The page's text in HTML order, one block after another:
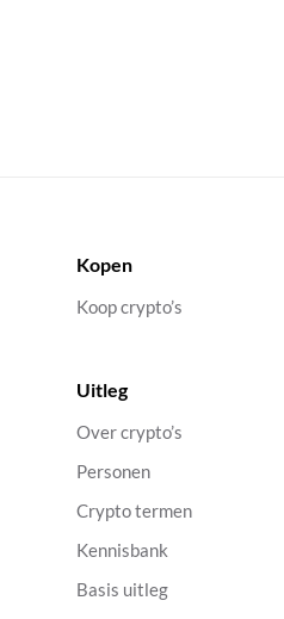
Kopen
Koop crypto’s
Uitleg
Over crypto’s
Personen
Crypto termen
Kennisbank
Basis uitleg